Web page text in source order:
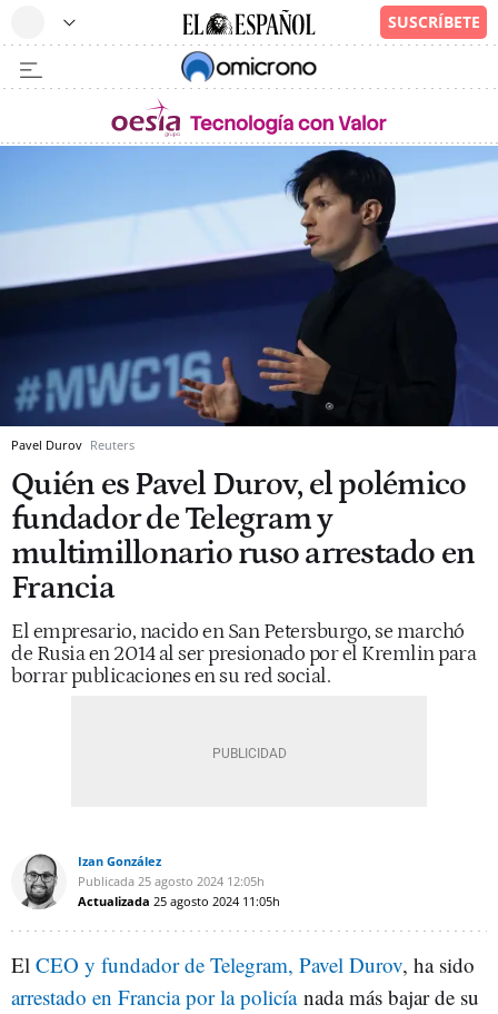
Pavel Durov Reuters
Quién es Pavel Durov, el polémico
fundador de Telegram y
multimillonario ruso arrestado en
Francia
El empresario, nacido en San Petersburgo, se marchó
de Rusia en 2014 al ser presionado por el Kremlin para
borrar publicaciones en su red social.
Izan González
Publicada 25 agosto 2024 12:05h
Actualizada 25 agosto 2024 11:05h
El CEO y fundador de Telegram, Pavel Durov, ha sido
arrestado en Francia por la policíanada más bajar de su